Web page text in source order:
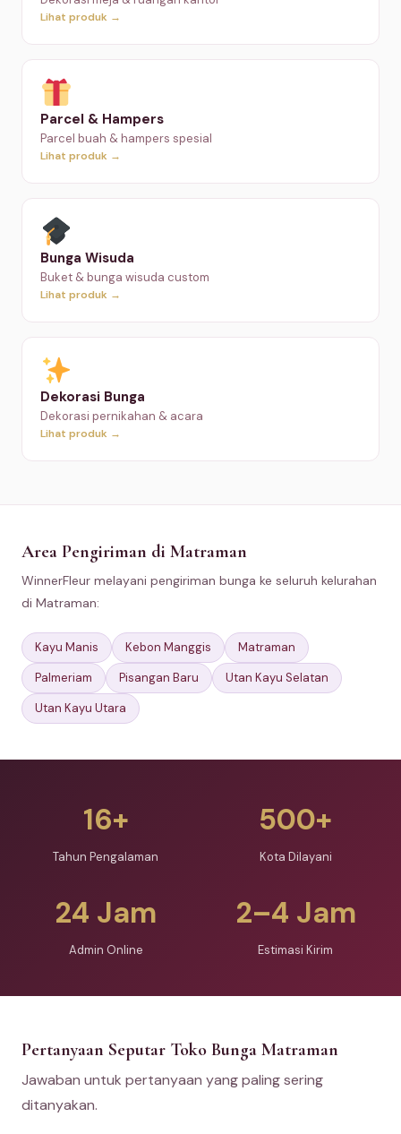
Lihat produk →
Parcel & Hampers
Parcel buah & hampers spesial
Lihat produk →
Bunga Wisuda
Buket & bunga wisuda custom
Lihat produk →
Dekorasi Bunga
Dekorasi pernikahan & acara
Lihat produk →
Area Pengiriman di Matraman
WinnerFleur melayani pengiriman bunga ke seluruh kelurahan
di Matraman:
Kayu Manis Kebon Manggis
Matraman
Palmeriam
Pisangan Baru
Utan Kayu Selatan
Utan Kayu Utara
16+
Tahun Pengalaman
500+
Kota Dilayani
24 Jam
Admin Online
2–4 Jam
Estimasi Kirim
Pertanyaan Seputar Toko Bunga Matraman
Jawaban untuk pertanyaan yang paling sering
ditanyakan.